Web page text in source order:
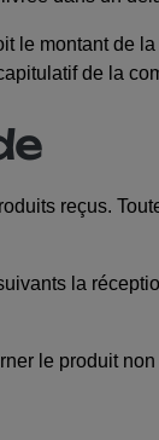
le montant de
de la
reçus.
la
le produit